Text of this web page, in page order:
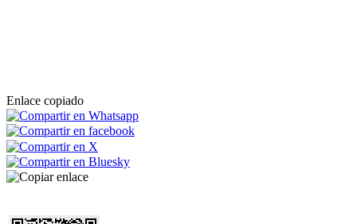
Enlace copiado